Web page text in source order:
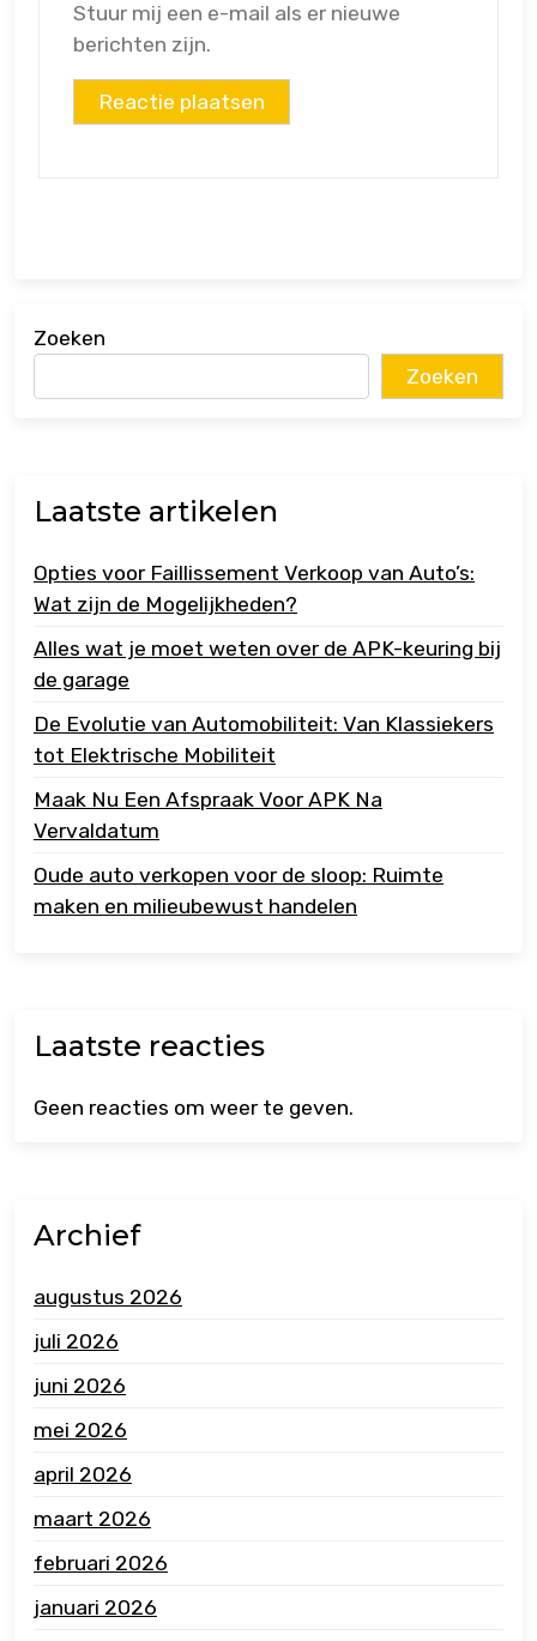
Stuur mij een e-mail als er nieuwe
berichten zijn.
Zoeken
Zoeken
Laatste artikelen
Opties voor Faillissement Verkoop van Auto’s:
Wat zijn de Mogelijkheden?
Alles wat je moet weten over de APK-keuring bij
de garage
De Evolutie van Automobiliteit: Van Klassiekers
tot Elektrische Mobiliteit
Maak Nu Een Afspraak Voor APK Na
Vervaldatum
Oude auto verkopen voor de sloop: Ruimte
maken en milieubewust handelen
Laatste reacties
Geen reacties om weer te geven.
Archief
augustus 2026
juli 2026
juni 2026
mei 2026
april 2026
maart 2026
februari 2026
januari 2026